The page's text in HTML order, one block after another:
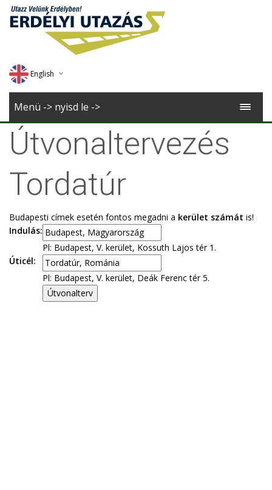
English
Deutsch
Romana
Menü -> nyisd le ->
Útvonaltervezés
Tordatúr
Budapesti címek esetén fontos megadni a kerület számát is!
Indulás:
Pl: Budapest, V. kerület, Kossuth Lajos tér 1.
Úticél:
Pl: Budapest, V. kerület, Deák Ferenc tér 5.